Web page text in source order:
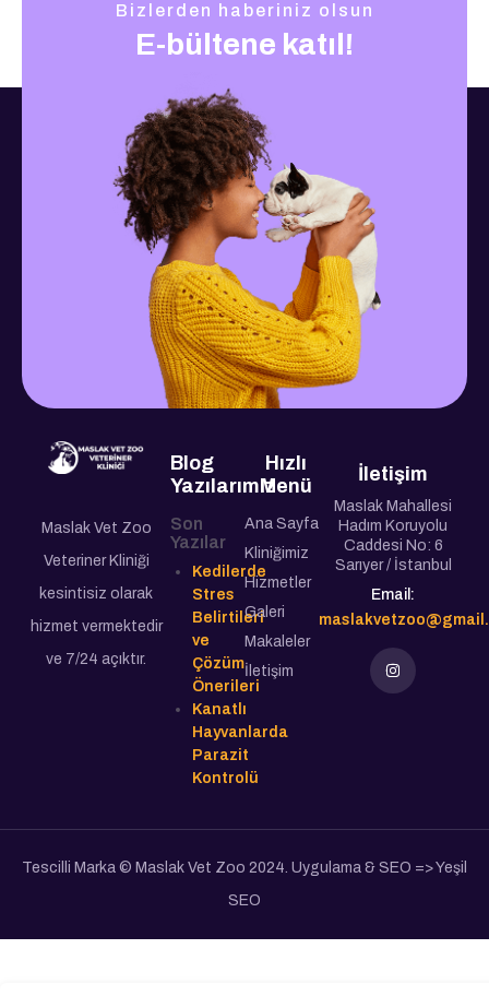
Bizlerden haberiniz olsun
E-bültene katıl!
Maslak Vet Zoo
Veteriner Kliniği
kesintisiz olarak
hizmet vermektedir
ve 7/24 açıktır.
Blog
Yazılarımız
Son
Yazılar
Kedilerde
Stres
Belirtileri
ve
Çözüm
Önerileri
Kanatlı
Hayvanlarda
Parazit
Kontrolü
Hızlı
Menü
Ana Sayfa
Kliniğimiz
Hizmetler
Galeri
Makaleler
İletişim
İletişim
Maslak Mahallesi
Hadım Koruyolu
Caddesi No: 6
Sarıyer / İstanbul
Email:
Tescilli Marka © Maslak Vet Zoo 2024. Uygulama & SEO => Yeşil
SEO